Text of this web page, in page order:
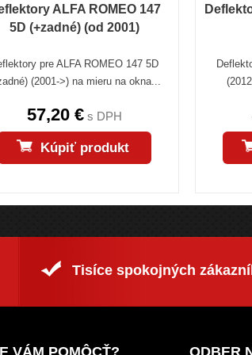
ALFA ROMEO 147
5D (+zadné) (od 2001)
pre ALFA ROMEO 147 5D
(2001->) na mieru na okna...
57,20 €s DPH
Kúpiť produkt
Tisíce spokojných
VÁM POMÔCŤ? ODBER